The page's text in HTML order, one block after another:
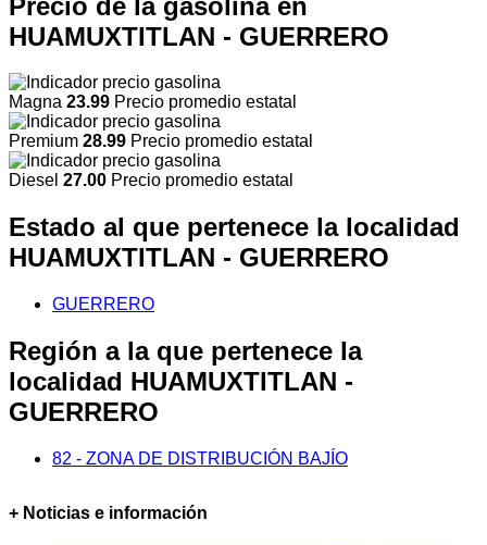
HUAMUXTITLAN - GUERRERO
Magna 23.99 Precio promedio estatal
Premium 28.99 Precio promedio estatal
Diesel 27.00 Precio promedio estatal
Estado al que pertenece la localidad
HUAMUXTITLAN - GUERRERO
GUERRERO
Región a la que pertenece la
localidad HUAMUXTITLAN -
GUERRERO
82 - ZONA DE DISTRIBUCIÓN BAJÍO
+ Noticias e información